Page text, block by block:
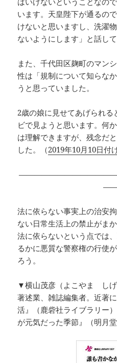
います。天皇陛下が通るの
けないと思いますし、洗濯
ないようにします」と話して
また、千代田区麹町のマン
性は「規制について知らな
うと思っていました。
2歳の娘に見せてあげられる
ビで見ようと思います。何
は理解できますが、残念だ
した。（2019年10月10日付
法に依らない事実上の治安
ない日常生活上の禁止がま
法に依らないという点では
るかに悪質な警察権の行使
ろう。
▼横山茂彦（よこやま しげ
著述業、雑誌編集者。近著
活』（鹿砦社ライブラリー
が元気だった季節』（明月堂